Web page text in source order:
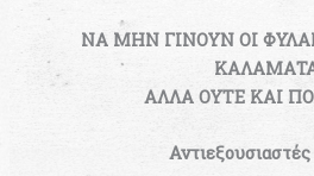
ΝΑ ΜΗΝ ΓΙΝΟΥΝ ΟΙ
ΑΛΛΑ ΟΥΤΕ ΚΑΙ